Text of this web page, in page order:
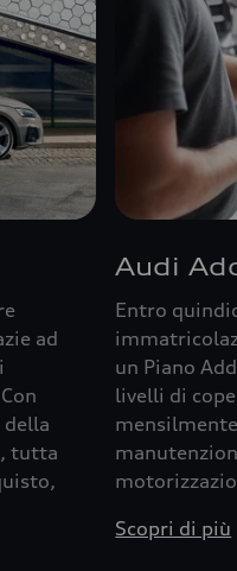
ad
tutta
Audi
Entro
un Piano
livelli di
Scopri di più